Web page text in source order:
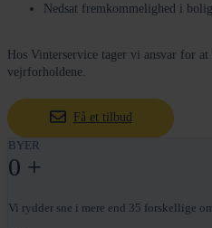
Nedsat fremkommelighed i
Hos Vinterservice tager vi ansvar for
vejrforholdene.
Få et tilbud
BYER
0 +
Vi rydder sne i mere end 35 forskellige